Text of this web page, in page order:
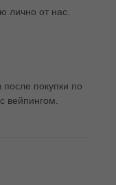
лично от нас.
покупки по
вейпингом.